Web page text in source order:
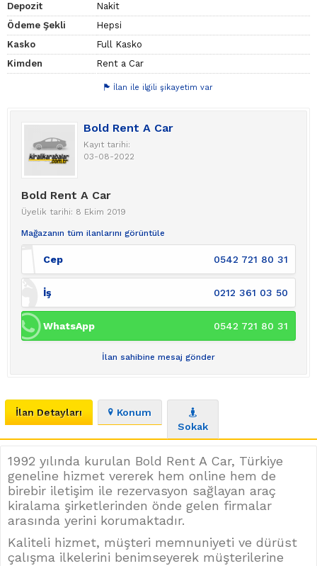
Depozit
Nakit
Ödeme Şekli
Hepsi
Kasko
Full Kasko
Kimden
Rent a Car
İlan ile ilgili şikayetim var
Bold Rent A Car
Kayıt tarihi:
03-08-2022
Bold Rent A Car
Üyelik tarihi: 8 Ekim 2019
Mağazanın tüm ilanlarını görüntüle
Cep 0542 721 80 31
İş 0212 361 03 50
WhatsApp 0542 721 80 31
İlan sahibine mesaj gönder
İlan Detayları
Konum
Sokak
1992 yılında kurulan Bold Rent A Car, Türkiye
geneline hizmet vererek hem online hem de
birebir iletişim ile rezervasyon sağlayan araç
kiralama şirketlerinden önde gelen firmalar
arasında yerini korumaktadır.
Kaliteli hizmet, müşteri memnuniyeti ve dürüst
çalışma ilkelerini benimseyerek müşterilerine